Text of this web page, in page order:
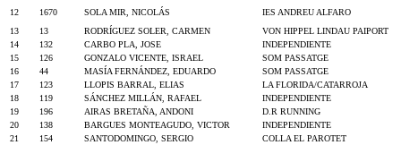
12
1670 SOLA MIR, NICOLÁS
IES ANDREU ALFARO
13
13 RODRÍGUEZ SOLER, CARMEN
VON HIPPEL LINDAU PAIPORT
14
132 CARBO PLA, JOSE
INDEPENDIENTE
15
126 GONZALO VICENTE, ISRAEL
SOM PASSATGE
16
44 MASÍA FERNÁNDEZ, EDUARDO
SOM PASSATGE
17
123 LLOPIS BARRAL, ELIAS
LA FLORIDA/CATARROJA
18
119 SÁNCHEZ MILLÁN, RAFAEL
INDEPENDIENTE
19
196 AIRAS BRETAÑA, ANDONI
D.R RUNNING
20
138 BARGUES MONTEAGUDO, VICTOR
INDEPENDIENTE
21
154 SANTODOMINGO, SERGIO
COLLA EL PAROTET